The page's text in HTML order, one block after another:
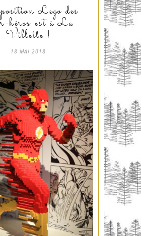
Lego des
héros est à La
Villette !
18 MAI 2018